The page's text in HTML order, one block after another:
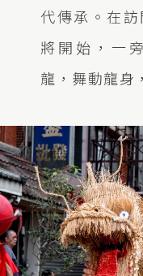
代傳承。在
將開始，一
龍，舞動龍身